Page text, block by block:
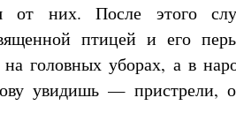
от них. После этого
птицей и его
головных уборах, а в
увидишь — пристрели,